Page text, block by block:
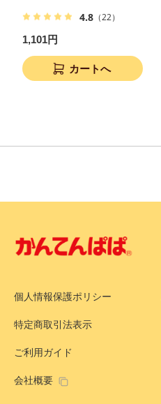
4.8 （22）
1,101円
カートへ
個人情報保護ポリシー
特定商取引法表示
ご利用ガイド
会社概要